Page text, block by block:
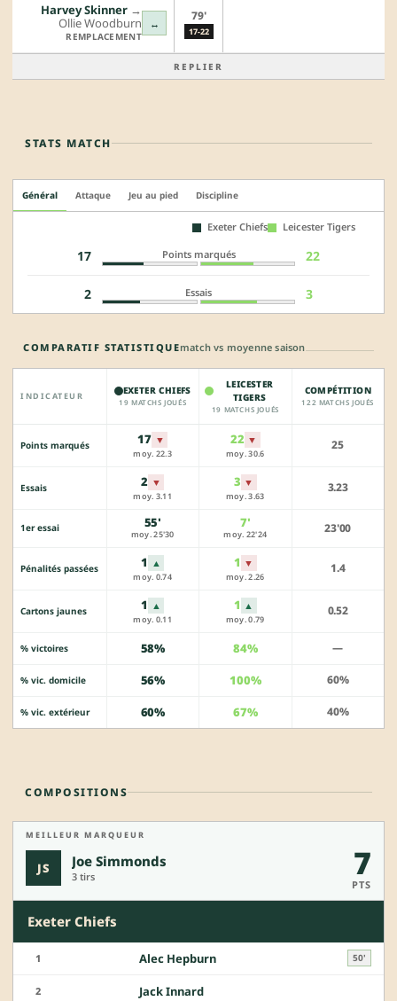
↔
Harvey Skinner →︎
Ollie Woodburn
REMPLACEMENT
79'
17-22
REPLIER
STATS MATCH
Général Attaque Jeu au pied Discipline
Exeter Chiefs Leicester Tigers
17 Points marqués 22
2 Essais 3
COMPARATIF STATISTIQUEmatch vs moyenne saison
INDICATEUR EXETER CHIEFS
19 MATCHS JOUÉS
LEICESTER
TIGERS
19 MATCHS JOUÉS
COMPÉTITION
122 MATCHS JOUÉS
Points marqués 17 ▼
moy. 22.3
22 ▼
moy. 30.6
25
Essais 2 ▼
moy. 3.11
3 ▼
moy. 3.63
3.23
1er essai 55'
moy. 25'30
7'
moy. 22'24 23'00
Pénalités passées 1 ▲
moy. 0.74
1 ▼
moy. 2.26
1.4
Cartons jaunes 1 ▲
moy. 0.11
1 ▲
moy. 0.79
0.52
% victoires 58% 84% —
% vic. domicile 56% 100% 60%
% vic. extérieur 60% 67% 40%
COMPOSITIONS
MEILLEUR MARQUEUR
JS Joe Simmonds
3 tirs 7
PTS
Exeter Chiefs
1 Alec Hepburn 50'
2 Jack Innard